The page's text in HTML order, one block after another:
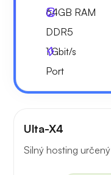
64GB RAM
DDR5
1Gbit/s
Port
Ulta-X4
Silný hosting